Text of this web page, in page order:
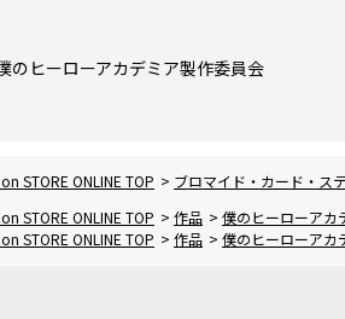
のヒーローアカデミア製作委員会
STORE ONLINE TOP > ブロマイド・カード・ス
STORE ONLINE TOP > 作品 > 僕のヒーローアカ
STORE ONLINE TOP > 作品 > 僕のヒーローアカ